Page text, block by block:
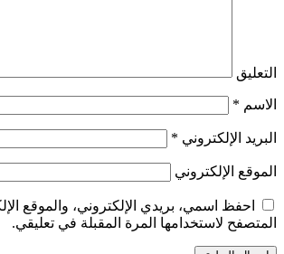
التعليق
الاسم *
البريد الإلكتروني *
الموقع الإلكتروني
احفظ اسمي، بريدي الإلكتروني، والموقع
المتصفح لاستخدامها المرة المقبلة في تعليقي.